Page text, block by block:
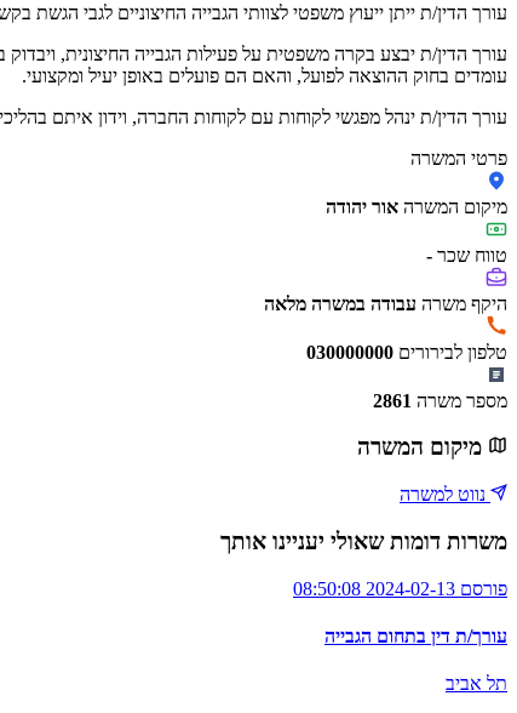
עורך הדין/ת ייתן ייעוץ משפטי לצוותי הגבייה החיצוניים לגבי
עורך הדין/ת יבצע בקרה משפטית על פעילות הגבייה החיצונית,
עומדים בחוק ההוצאה לפועל, והאם הם פועלים באופן יעיל ומקצועי.
עורך הדין/ת ינהל מפגשי לקוחות עם לקוחות החברה, וידון איתם
פרטי המשרה
מיקום המשרה אור יהודה
טווח שכר -
היקף משרה עבודה במשרה מלאה
טלפון לבירורים 030000000
מספר משרה 2861
מיקום המשרה
נווט למשרה
משרות דומות שאולי יעניינו אותך
פורסם 2024-02-13 08:50:08
עורך/ת דין בתחום הגבייה
תל אביב